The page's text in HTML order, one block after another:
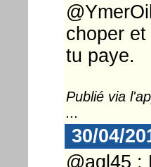
choper
tu paye.
Publié via
...
30/04/
@agl45 :